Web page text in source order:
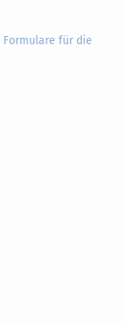
Formulare für die